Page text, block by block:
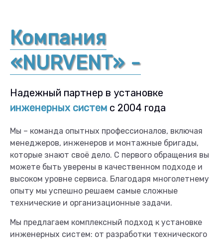
Компания
«NURVENT» -
Надежный партнер в установке
инженерных систем с 2004 года
Мы – команда опытных профессионалов, включая
менеджеров, инженеров и монтажные бригады,
которые знают своё дело. С первого обращения вы
можете быть уверены в качественном подходе и
высоком уровне сервиса. Благодаря многолетнему
опыту мы успешно решаем самые сложные
технические и организационные задачи.
Мы предлагаем комплексный подход к установке
инженерных систем: от разработки технического